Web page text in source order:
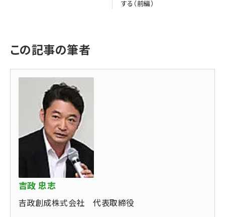
する（前編）
この記事の筆者
吉政 忠志
吉政創成株式会社 代表取締役